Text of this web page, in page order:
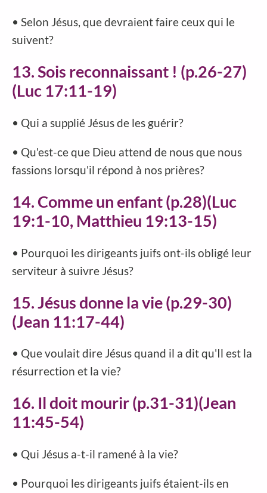
• Selon Jésus, que devraient faire ceux qui le
suivent?
13. Sois reconnaissant ! (p.26-27)
(Luc 17:11-19)
• Qui a supplié Jésus de les guérir?
• Qu'est-ce que Dieu attend de nous que nous
fassions lorsqu'il répond à nos prières?
14. Comme un enfant (p.28)(Luc
19:1-10, Matthieu 19:13-15)
• Pourquoi les dirigeants juifs ont-ils obligé leur
serviteur à suivre Jésus?
15. Jésus donne la vie (p.29-30)
(Jean 11:17-44)
• Que voulait dire Jésus quand il a dit qu'Il est la
résurrection et la vie?
16. Il doit mourir (p.31-31)(Jean
11:45-54)
• Qui Jésus a-t-il ramené à la vie?
• Pourquoi les dirigeants juifs étaient-ils en